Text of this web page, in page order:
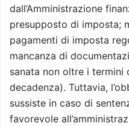
dall’Amministrazione
presupposto di imposta;
pagamenti di imposta
mancanza di
sanata non oltre i termini
decadenza). Tuttavia,
sussiste in caso di
favorevole